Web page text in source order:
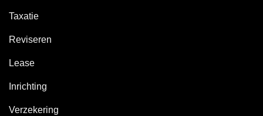
Taxatie
Reviseren
Lease
Inrichting
Verzekering